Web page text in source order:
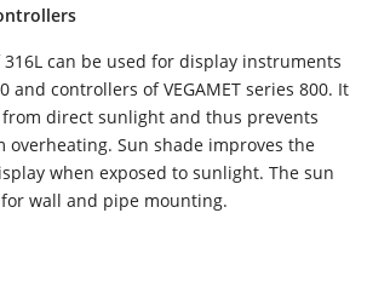
can be used for display instruments
and controllers of VEGAMET series 800. It
direct sunlight and thus prevents
overheating. Sun shade improves the
when exposed to sunlight. The sun
wall and pipe mounting.